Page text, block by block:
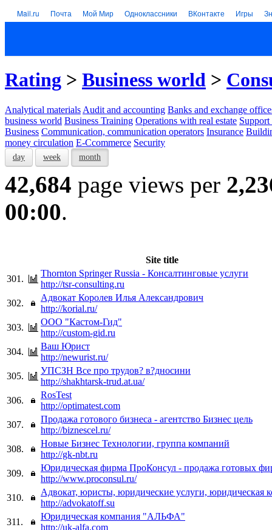
Mail.ru Почта Мой Мир Одноклассники ВКонтакте Игры
Rating > Business world >
Analytical materials Audit and accounting Banks and exchange
business world Business Training Operations with real estate Support
Business Communication, communication operators Insurance
money circulation E-Ccommerce Security
day week month
42,684 page views per
00:00.
Site title
301.
Thornton Springer Russia - Консалтинговые услуги
http://tsr-consulting.ru
302.
Адвокат Королев Илья Александрович
http://korial.ru/
303.
ООО "Кастом-Гид"
http://custom-gid.ru
304.
Ваш Юрист
http://newurist.ru/
305.
УПСЗН Все про трудов? в?дносини
http://shakhtarsk-trud.at.ua/
306.
RosTest
http://optimatest.com
307.
Продажа готового бизнеса - агентство Бизнес цель
http://biznescel.ru/
308.
Новые Бизнес Технологии, группа компаний
http://gk-nbt.ru
309.
Юридическая фирма ПроКонсул - продажа готовых
http://www.proconsul.ru/
310.
Адвокат, юристы, юридические услуги, юридическая
http://advokatoff.su
311.
Юридическая компания "АЛЬФА"
http://uk-alfa.com